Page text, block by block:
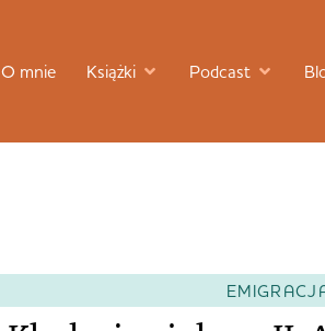
O mnie Książki Podcast